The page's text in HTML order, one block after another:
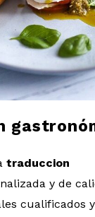
traduccion
y de
cualificados